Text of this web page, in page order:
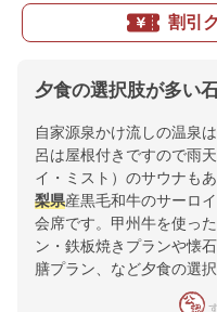
割引
夕食の選択肢が多い
自家源泉かけ流しの温泉
呂は屋根付きですので雨
イ・ミスト）のサウナも
梨県産黒毛和牛のサーロ
会席です。甲州牛を使っ
ン・鉄板焼きプランや懐
膳プラン、など夕食の選